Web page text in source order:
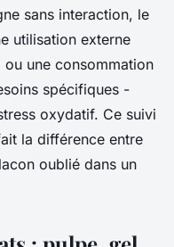
sans interaction, le
utilisation externe
une consommation
spécifiques -
oxydatif. Ce suivi
la différence entre
oublié dans un